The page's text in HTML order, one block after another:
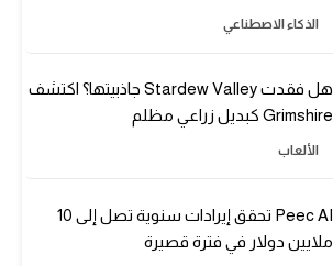
الذكاء الاصطناعي
هل فقدت Stardew Valley جاذبيتها؟ اكتشف
Grimshire كبديل زراعي مظلم
الألعاب
Peec AI تحقق إيرادات سنوية تصل إلى 10
ملايين دولار في فترة قصيرة